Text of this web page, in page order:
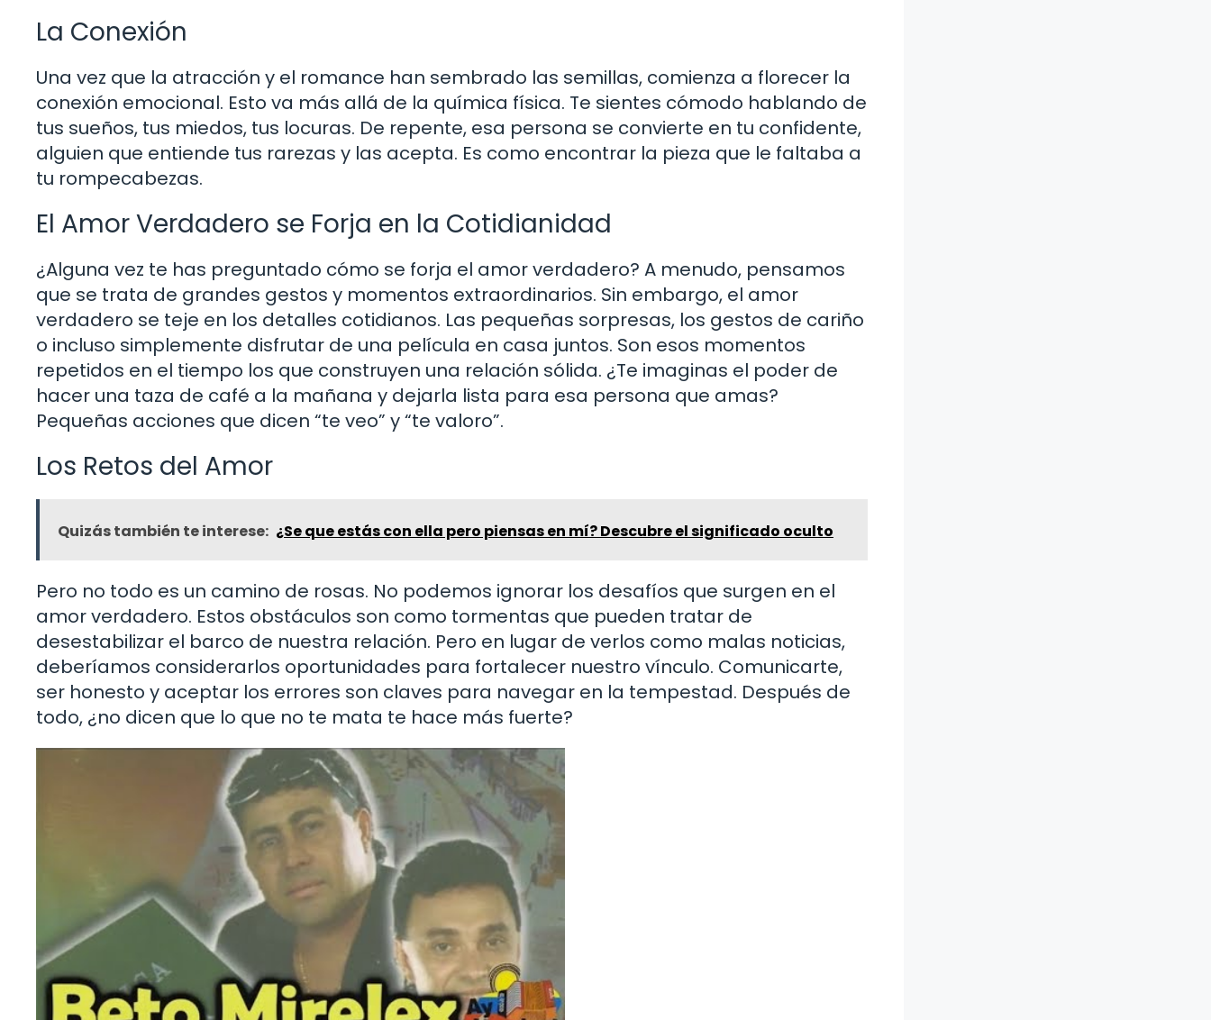
La Conexión
Una vez que la atracción y el romance han sembrado las semillas, comienza a florecer la
conexión emocional. Esto va más allá de la química física. Te sientes cómodo hablando de
tus sueños, tus miedos, tus locuras. De repente, esa persona se convierte en tu confidente,
alguien que entiende tus rarezas y las acepta. Es como encontrar la pieza que le faltaba a
tu rompecabezas.
El Amor Verdadero se Forja en la Cotidianidad
¿Alguna vez te has preguntado cómo se forja el amor verdadero? A menudo, pensamos
que se trata de grandes gestos y momentos extraordinarios. Sin embargo, el amor
verdadero se teje en los detalles cotidianos. Las pequeñas sorpresas, los gestos de cariño
o incluso simplemente disfrutar de una película en casa juntos. Son esos momentos
repetidos en el tiempo los que construyen una relación sólida. ¿Te imaginas el poder de
hacer una taza de café a la mañana y dejarla lista para esa persona que amas?
Pequeñas acciones que dicen “te veo” y “te valoro”.
Los Retos del Amor
Quizás también te interese: ¿Se que estás con ella pero piensas en mí? Descubre el significado oculto
Pero no todo es un camino de rosas. No podemos ignorar los desafíos que surgen en el
amor verdadero. Estos obstáculos son como tormentas que pueden tratar de
desestabilizar el barco de nuestra relación. Pero en lugar de verlos como malas noticias,
deberíamos considerarlos oportunidades para fortalecer nuestro vínculo. Comunicarte,
ser honesto y aceptar los errores son claves para navegar en la tempestad. Después de
todo, ¿no dicen que lo que no te mata te hace más fuerte?